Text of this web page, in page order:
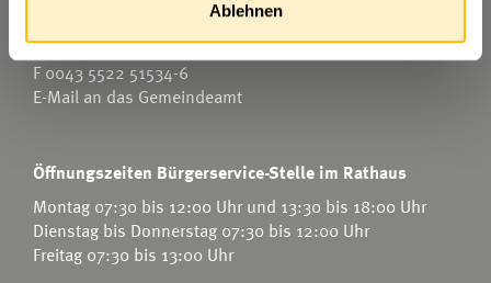
Ablehnen
Kinderbetreuung
Kindergärten
Schulen
Bücherschränke
Domino s’Hus am Kirchplatz
T0043 5522 51534-0
F 0043 5522 51534-6
E-Mail an das Gemeindeamt
Öffnungszeiten Bürgerservice-Stelle im Rathaus
Montag 07:30 bis 12:00 Uhr und 13:30 bis 18:00 Uhr
Dienstag bis Donnerstag 07:30 bis 12:00 Uhr
Freitag 07:30 bis 13:00 Uhr